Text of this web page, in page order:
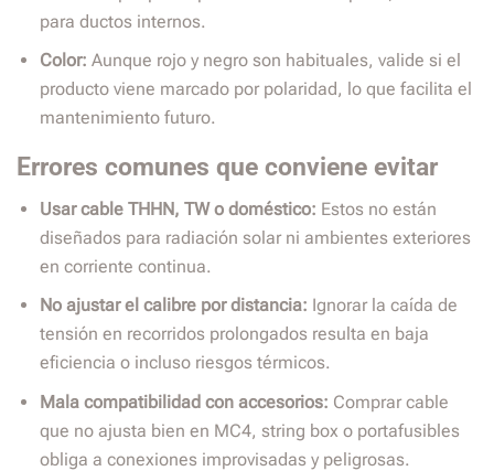
para ductos internos.
Color: Aunque rojo y negro son habituales, valide si el
producto viene marcado por polaridad, lo que facilita el
mantenimiento futuro.
Errores comunes que conviene evitar
Usar cable THHN, TW o doméstico: Estos no están
diseñados para radiación solar ni ambientes exteriores
en corriente continua.
No ajustar el calibre por distancia: Ignorar la caída de
tensión en recorridos prolongados resulta en baja
eficiencia o incluso riesgos térmicos.
Mala compatibilidad con accesorios: Comprar cable
que no ajusta bien en MC4, string box o portafusibles
obliga a conexiones improvisadas y peligrosas.